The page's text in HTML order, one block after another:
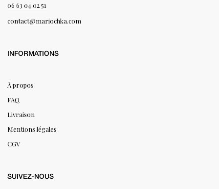
06 63 04 02 51
contact@mariochka.com
INFORMATIONS
À propos
FAQ
Livraison
Mentions légales
CGV
SUIVEZ-NOUS